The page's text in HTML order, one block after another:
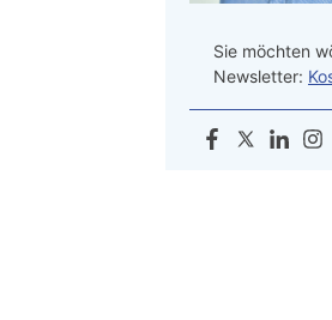
Sie möchten
Newsletter: